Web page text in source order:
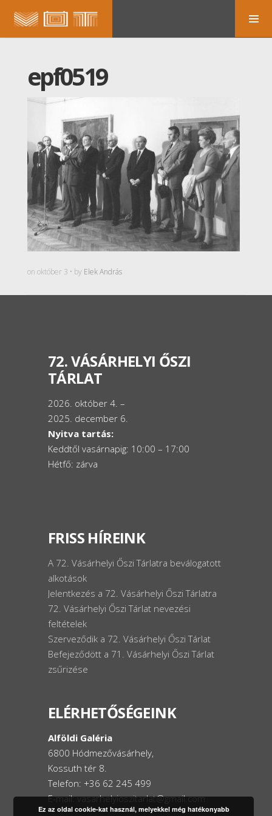
epf0519
on október 3 • by Elek András
72. VÁSÁRHELYI ŐSZI
TÁRLAT
2026. október 4. –
2025. december 6.
Nyitva tartás:
Keddtől vasárnapig: 10:00 – 17:00
Hétfő: zárva
FRISS HÍREINK
A 72. Vásárhelyi Őszi Tárlatra beválogatott
alkotások
Jelentkezés a 72. Vásárhelyi Őszi Tárlatra
72. Vásárhelyi Őszi Tárlat nevezési
feltételek
Szerveződik a 72. Vásárhelyi Őszi Tárlat
Befejeződött a 71. Vásárhelyi Őszi Tárlat
zsűrizése
ELÉRHETŐSÉGEINK
Alföldi Galéria
6800 Hódmezővásárhely,
Kossuth tér 8.
Telefon: +36 62 245 499
E-mail: vasarhelyioszitarlat@gmail.com
Ez az oldal cookie-kat használ, melyekkel még hatékonyabb